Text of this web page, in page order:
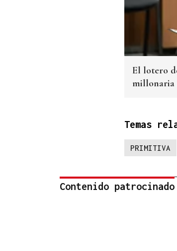
El lotero
millonaria
Temas
PRIMITIVA
Contenido patrocinado